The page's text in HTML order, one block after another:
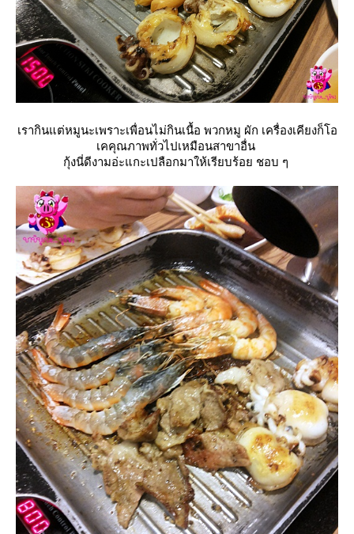
เรากินแต่หมูนะเพราะเพื่อนไม่กินเนื้อ พวกหมู ผัก เครื่องเคียงก็โอ
เคคุณภาพทั่วไปเหมือนสาขาอื่น
กุ้งนี่ดีงามอ่ะแกะเปลือกมาให้เรียบร้อย ชอบ ๆ